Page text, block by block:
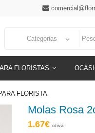
Categorias
FLORISTAS
FLORISTA
Molas Rosa
1.67€ c/iva